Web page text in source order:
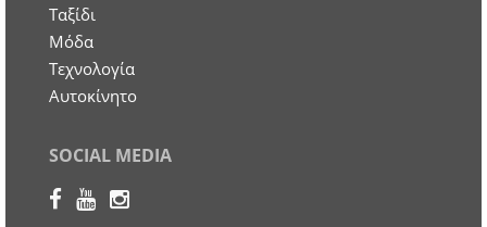
Ταξίδι
Μόδα
Τεχνολογία
Αυτοκίνητο
SOCIAL MEDIA